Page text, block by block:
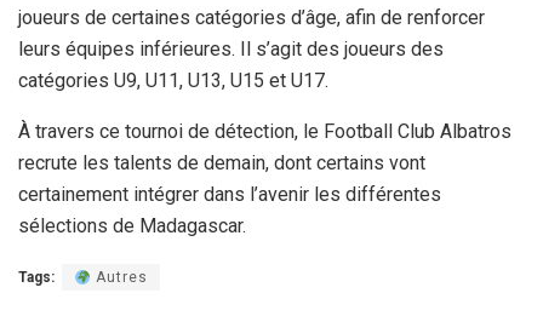
joueurs de certaines catégories d’âge, afin de renforcer
leurs équipes inférieures. Il s’agit des joueurs des
catégories U9, U11, U13, U15 et U17.
À travers ce tournoi de détection, le Football Club Albatros
recrute les talents de demain, dont certains vont
certainement intégrer dans l’avenir les différentes
sélections de Madagascar.
Tags: Autres